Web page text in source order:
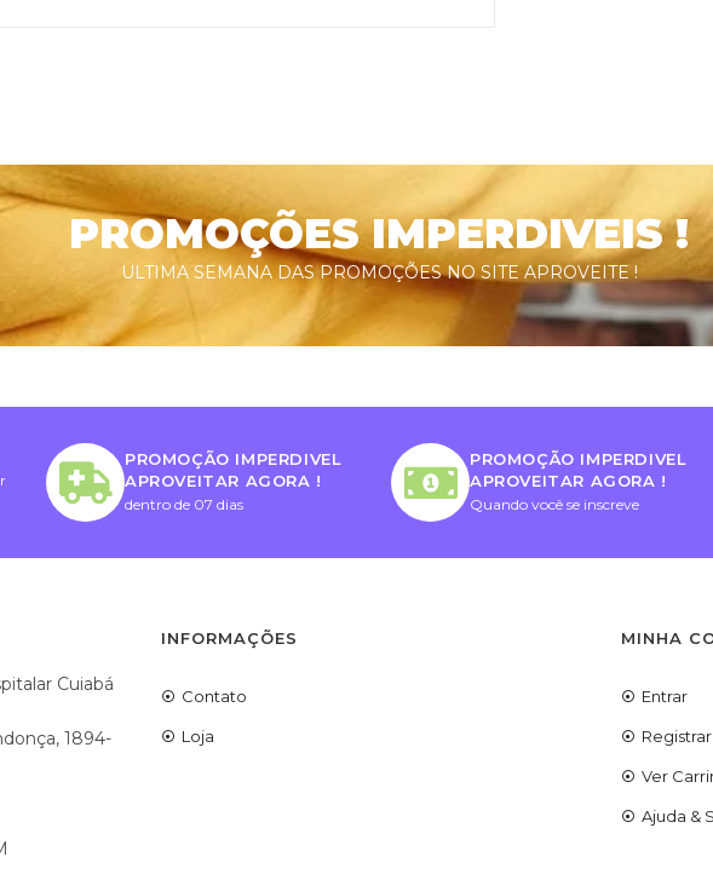
PROMOÇÕES IMPERDIVEIS !
ULTIMA SEMANA DAS PROMOÇÕES NO SITE APROVEITE !
PROMOÇÃO IMPERDIVEL
APROVEITAR AGORA !
dentro de 07 dias
PROMOÇÃO IMPERDIVEL
APROVEITAR AGORA !
Quando você se inscreve
Cuiabá
1894-
INFORMAÇÕES
Contato
Loja
MINHA
Entrar
Registrar
Ver
Ajuda &